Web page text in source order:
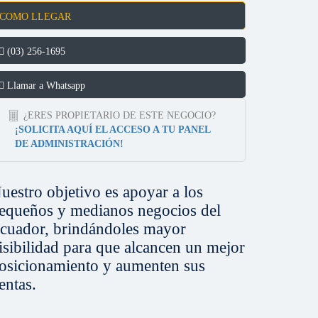
COMO LLEGAR
(03) 256-1695
Llamar a Whatsapp
¿ERES PROPIETARIO DE ESTE NEGOCIO?
¡SOLICITA AQUÍ EL ACCESO A TU PANEL
DE ADMINISTRACIÓN!
objetivo es apoyar a los
y medianos negocios del
brindándoles mayor
para que alcancen un mejor
y aumenten sus